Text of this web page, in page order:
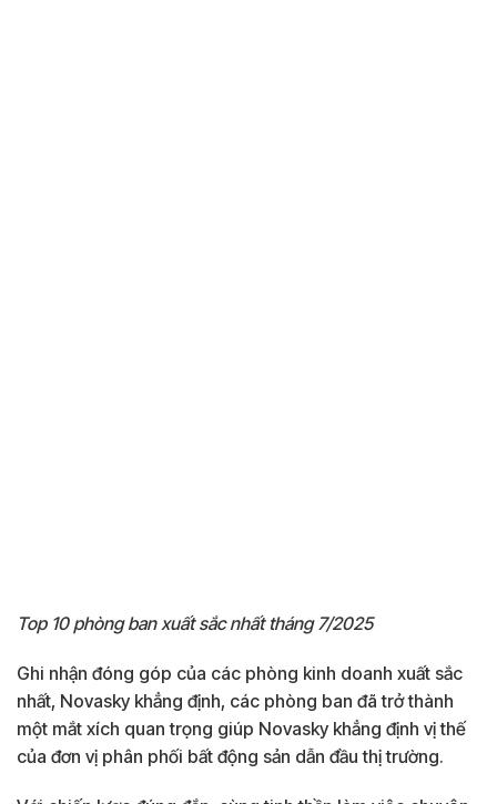
Top 10 phòng ban xuất sắc nhất tháng 7/2025
Ghi nhận đóng góp của các phòng kinh doanh xuất sắc
nhất, Novasky khẳng định, các phòng ban đã trở thành
một mắt xích quan trọng giúp Novasky khẳng định vị thế
của đơn vị phân phối bất động sản dẫn đầu thị trường.